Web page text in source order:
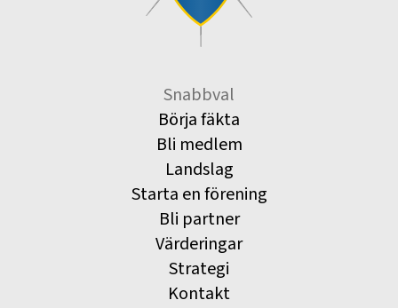
Snabbval
Börja fäkta
Bli medlem
Landslag
Starta en förening
Bli partner
Värderingar
Strategi
Kontakt